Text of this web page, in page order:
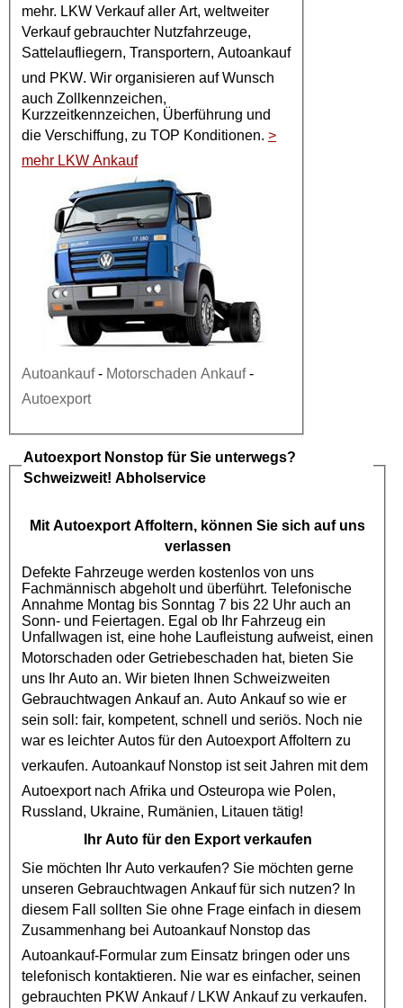
mehr. LKW Verkaufaller Art, weltweiter
Verkauf gebrauchter Nutzfahrzeuge,
Sattelaufliegern, Transportern, Autoankauf
und PKW. Wir organisieren auf Wunsch
auch Zollkennzeichen,
Kurzzeitkennzeichen, Überführung und
die Verschiffung, zu TOP Konditionen. >
mehr LKW Ankauf
Autoankauf- Motorschaden Ankauf-
Autoexport
Autoexport Nonstop für Sie unterwegs?
Schweizweit! Abholservice
Mit Autoexport Affoltern, können Sie sich auf uns
verlassen
Defekte Fahrzeuge werden kostenlos von uns
Fachmännisch abgeholt und überführt. Telefonische
Annahme Montag bis Sonntag 7 bis 22 Uhr auch an
Sonn- und Feiertagen. Egal ob Ihr Fahrzeug ein
Unfallwagen ist, eine hohe Laufleistung aufweist, einen
Motorschaden oder Getriebeschaden hat, bieten Sie
uns Ihr Auto an. Wir bieten Ihnen Schweizweiten
Gebrauchtwagen Ankaufan. Auto Ankauf so wie er
sein soll: fair, kompetent, schnell und seriös. Noch nie
war es leichter Autos für den AutoexportAffoltern zu
verkaufen. AutoankaufNonstop ist seit Jahren mit dem
Autoexportnach Afrika und Osteuropa wie Polen,
Russland, Ukraine, Rumänien, Litauen tätig!
Ihr Auto für den Export verkaufen
Sie möchten Ihr Auto verkaufen? Sie möchten gerne
unseren Gebrauchtwagen Ankauffür sich nutzen? In
diesem Fall sollten Sie ohne Frage einfach in diesem
Zusammenhang bei AutoankaufNonstop das
Autoankauf-Formular zum Einsatz bringen oder uns
telefonisch kontaktieren. Nie war es einfacher, seinen
gebrauchten PKW Ankauf/ LKW Ankaufzu verkaufen.